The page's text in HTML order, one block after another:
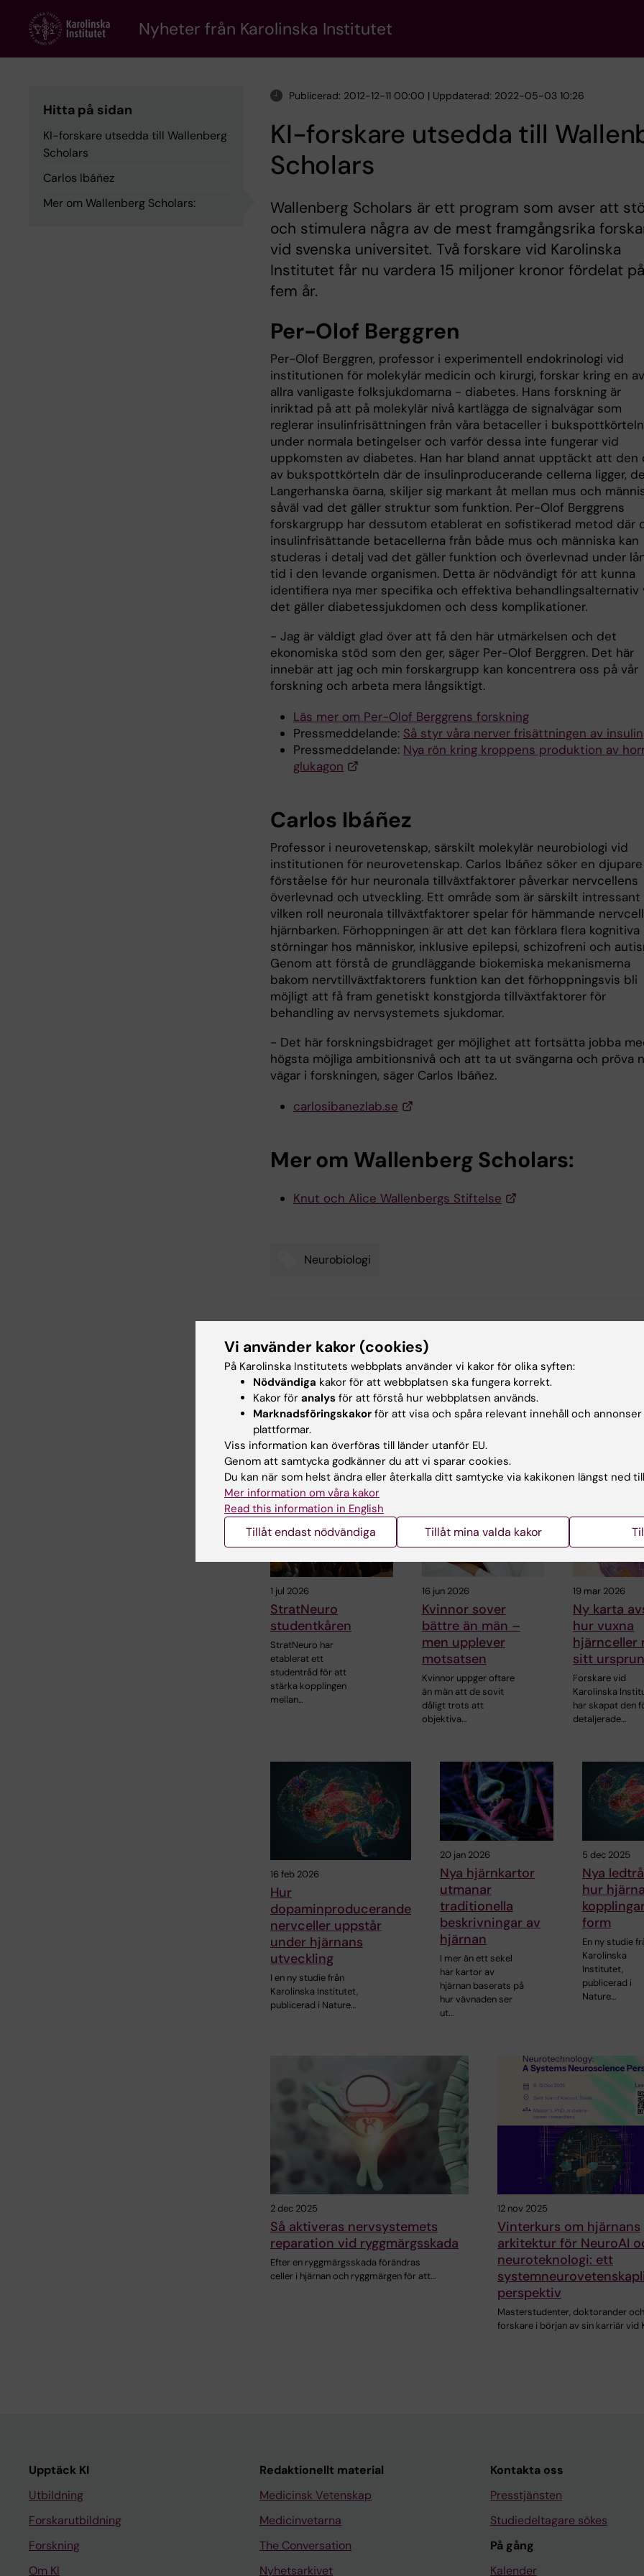
content
Nyheter från Karolinska Institutet
Hitta på sidan
KI-forskare utsedda till Wallenberg
Scholars
Carlos Ibáñez
Mer om Wallenberg Scholars:
Publicerad: 2012-12-11 00:00 | Uppdaterad: 2022-05-03 10:26
KI-forskare utsedda till
Scholars
Wallenberg Scholars är ett program som avser att
och stimulera några av de mest framgångsrika
vid svenska universitet. Två forskare vid Karolinska
Institutet får nu vardera 15 miljoner kronor fördelat på
fem år.
Per-Olof Berggren
Per-Olof Berggren, professor i experimentell endokrinologi vid
institutionen för molekylär medicin och kirurgi, forskar kring en
allra vanligaste folksjukdomarna - diabetes. Hans forskning är
inriktad på att på molekylär nivå kartlägga de signalvägar som
reglerar insulinfrisättningen från våra betaceller i bukspottkörteln
under normala betingelser och varför dessa inte fungerar vid
uppkomsten av diabetes. Han har bland annat upptäckt att den
av bukspottkörteln där de insulinproducerande cellerna ligger, de
Langerhanska öarna, skiljer sig markant åt mellan mus och
såväl vad det gäller struktur som funktion. Per-Olof Berggrens
forskargrupp har dessutom etablerat en sofistikerad metod där
insulinfrisättande betacellerna från både mus och människa kan
studeras i detalj vad det gäller funktion och överlevnad under
tid i den levande organismen. Detta är nödvändigt för att kunna
identifiera nya mer specifika och effektiva behandlingsalternativ
det gäller diabetessjukdomen och dess komplikationer.
- Jag är väldigt glad över att få den här utmärkelsen och det
ekonomiska stöd som den ger, säger Per-Olof Berggren. Det här
innebär att jag och min forskargrupp kan koncentrera oss på vår
forskning och arbeta mera långsiktigt.
Läs mer om Per-Olof Berggrens forskning
Pressmeddelande: Så styr våra nerver frisättningen av insulin
Pressmeddelande: Nya rön kring kroppens produktion av
glukagon
Carlos Ibáñez
Professor i neurovetenskap, särskilt molekylär neurobiologi vid
institutionen för neurovetenskap. Carlos Ibáñez söker en djupare
förståelse för hur neuronala tillväxtfaktorer påverkar nervcellens
överlevnad och utveckling. Ett område som är särskilt intressant
vilken roll neuronala tillväxtfaktorer spelar för hämmande
hjärnbarken. Förhoppningen är att det kan förklara flera kognitiva
störningar hos människor, inklusive epilepsi, schizofreni och
Genom att förstå de grundläggande biokemiska mekanismerna
bakom nervtillväxtfaktorers funktion kan det förhoppningsvis bli
möjligt att få fram genetiskt konstgjorda tillväxtfaktorer för
behandling av nervsystemets sjukdomar.
- Det här forskningsbidraget ger möjlighet att fortsätta jobba
högsta möjliga ambitionsnivå och att ta ut svängarna och pröva
vägar i forskningen, säger Carlos Ibáñez.
carlosibanezlab.se
Mer om Wallenberg Scholars:
Knut och Alice Wallenbergs Stiftelse
Neurobiologi
Charlotte Brandt 2022-05-03
Dela
Relaterade artiklar
1 jul 2026
StratNeuro
studentkåren
StratNeuro har
etablerat ett
studentråd för att
stärka kopplingen
mellan…
16 jun 2026
Kvinnor sover
bättre än män –
men upplever
motsatsen
Kvinnor uppger oftare
än män att de sovit
dåligt trots att
objektiva…
19 mar 2026
Ny karta
hur vuxna
hjärnceller
sitt
Forskare vid
Karolinska
har skapat den
detaljerade…
16 feb 2026
Hur
dopaminproducerande
nervceller uppstår
under hjärnans
utveckling
I en ny studie från
Karolinska Institutet,
publicerad i Nature…
20 jan 2026
Nya hjärnkartor
utmanar
traditionella
beskrivningar av
hjärnan
I mer än ett sekel
har kartor av
hjärnan baserats på
hur vävnaden ser
ut…
5 dec 2025
Nya
hur
form
En ny studie
Karolinska
Institutet,
publicerad i
Nature…
2 dec 2025
Så aktiveras nervsystemets
reparation vid ryggmärgsskada
Efter en ryggmärgsskada förändras
celler i hjärnan och ryggmärgen för att…
12 nov 2025
Vinterkurs om hjärnans
arkitektur för NeuroAI
neuroteknologi: ett
perspektiv
Masterstudenter, doktorander och
forskare i början av sin karriär vid
Upptäck KI
Utbildning
Forskarutbildning
Forskning
Om KI
Redaktionellt material
Medicinsk Vetenskap
Medicinvetarna
The Conversation
Nyhetsarkivet
Kontakta oss
Presstjänsten
Studiedeltagare sökes
På gång
Kalender
Vi använder kakor (cookies)
På Karolinska Institutets webbplats använder vi kakor för olika syften:
Nödvändiga kakor för att webbplatsen ska fungera korrekt.
Kakor för analys för att förstå hur webbplatsen används.
Marknadsföringskakor för att visa och spåra relevant innehåll och
plattformar.
Viss information kan överföras till länder utanför EU.
Genom att samtycka godkänner du att vi sparar cookies.
Du kan när som helst ändra eller återkalla ditt samtycke via kakikonen längst ned
Mer information om våra kakor
Read this information in English
Tillåt endast nödvändiga Tillåt mina valda kakor